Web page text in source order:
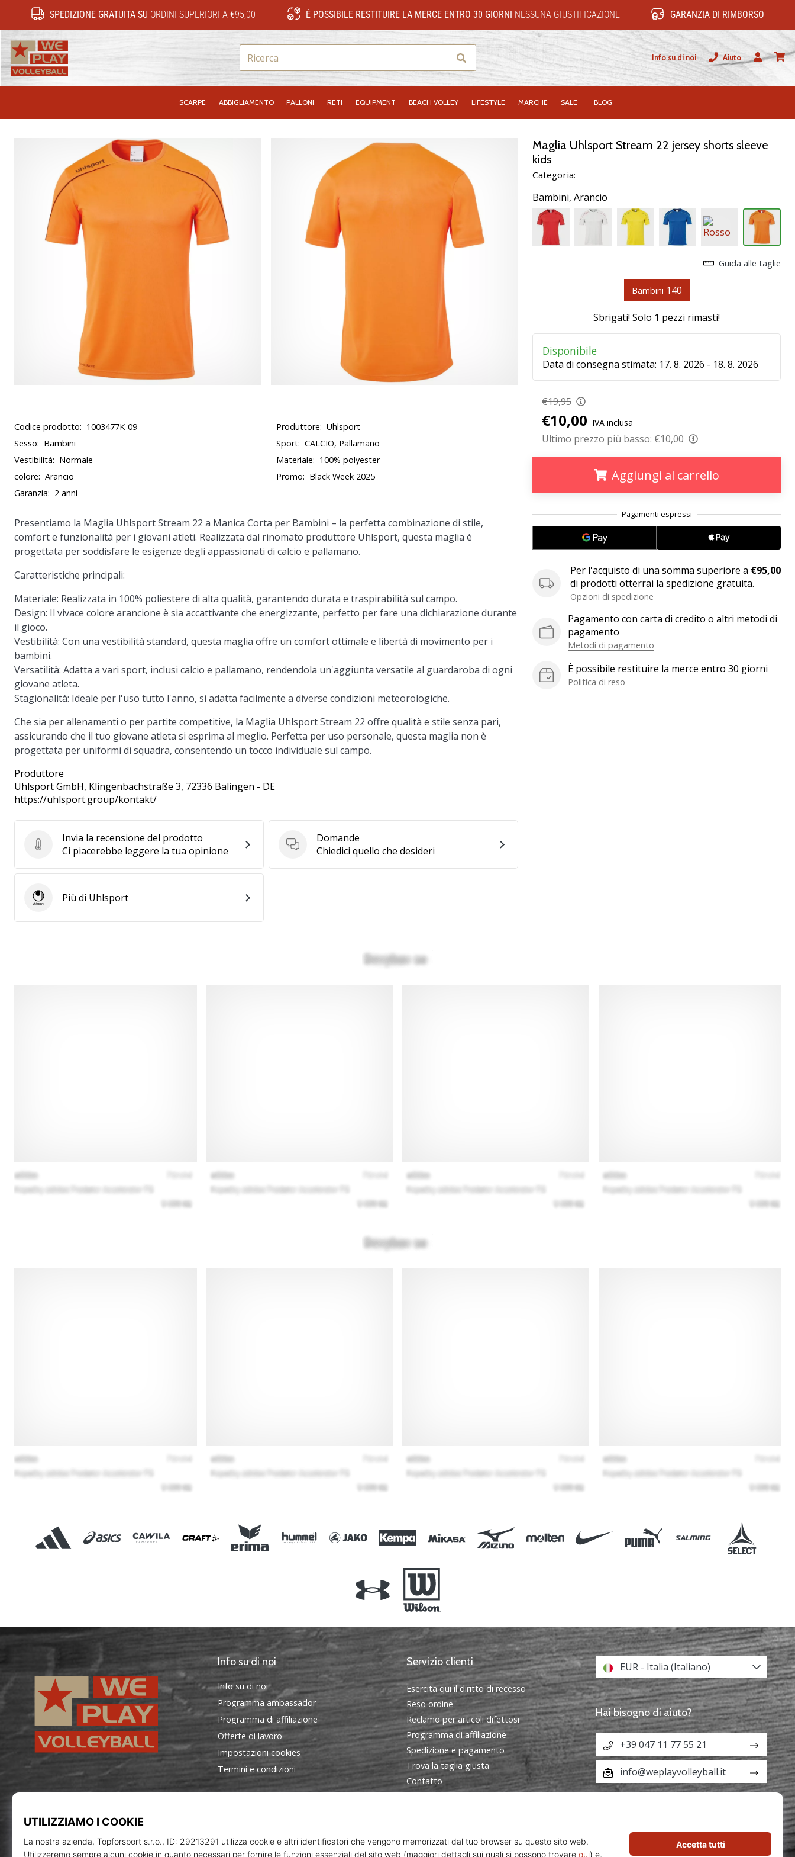
SPEDIZIONE GRATUITA SU ORDINI SUPERIORI A €95,00 È POSSIBILE RESTITUIRE LA MERCE ENTRO 30 GIORNI NESSUNA GIUSTIFICAZIONE GARANZIA DI RIMBORSO
Ricerca Info su di noi
Aiuto
Utente
SCARPE ABBIGLIAMENTO PALLONI RETI EQUIPMENT BEACH VOLLEY LIFESTYLE MARCHE SALE BLOG
Maglia Uhlsport Stream 22 jersey shorts sleeve
kids
Categoria:
Bambini, Arancio
Guida alle taglie
Bambini 140
Sbrigati! Solo 1 pezzi rimasti!
Disponibile
Data di consegna stimata: 17. 8. 2026 - 18. 8. 2026
€19,95
€10,00 IVA inclusa
Ultimo prezzo più basso: €10,00
Aggiungi al carrello
Per l'acquisto di una somma superiore a €95,00
di prodotti otterrai la spedizione gratuita.
Opzioni di spedizione
Pagamento con carta di credito o altri metodi di
pagamento
Metodi di pagamento
È possibile restituire la merce entro 30 giorni
Politica di reso
Codice prodotto: 1003477K-09 Produttore: Uhlsport
Sesso: Bambini Sport: CALCIO, Pallamano
Vestibilità: Normale Materiale: 100% polyester
colore: Arancio Promo: Black Week 2025
Garanzia: 2 anni
Presentiamo la Maglia Uhlsport Stream 22 a Manica Corta per Bambini – la perfetta combinazione di stile,
comfort e funzionalità per i giovani atleti. Realizzata dal rinomato produttore Uhlsport, questa maglia è
progettata per soddisfare le esigenze degli appassionati di calcio e pallamano.
Caratteristiche principali:
Materiale: Realizzata in 100% poliestere di alta qualità, garantendo durata e traspirabilità sul campo.
Design: Il vivace colore arancione è sia accattivante che energizzante, perfetto per fare una dichiarazione durante
il gioco.
Vestibilità: Con una vestibilità standard, questa maglia offre un comfort ottimale e libertà di movimento per i
bambini.
Versatilità: Adatta a vari sport, inclusi calcio e pallamano, rendendola un'aggiunta versatile al guardaroba di ogni
giovane atleta.
Stagionalità: Ideale per l'uso tutto l'anno, si adatta facilmente a diverse condizioni meteorologiche.
Che sia per allenamenti o per partite competitive, la Maglia Uhlsport Stream 22 offre qualità e stile senza pari,
assicurando che il tuo giovane atleta si esprima al meglio. Perfetta per uso personale, questa maglia non è
progettata per uniformi di squadra, consentendo un tocco individuale sul campo.
Produttore
Uhlsport GmbH, Klingenbachstraße 3, 72336 Balingen - DE
https://uhlsport.group/kontakt/
Invia la recensione del prodotto
Invia la recensione del prodotto
Ci piacerebbe leggere la tua opinione
Domande
Domande
Chiedici quello che desideri
UhlsportPiù di Uhlsport
WePlayVolleyball.it
Info su di noi
Info su di noi
Programma ambassador
Programma di affiliazione
Offerte di lavoro
Impostazioni cookies
Termini e condizioni
Servizio clienti
Esercita qui il diritto di recesso
Reso ordine
Reclamo per articoli difettosi
Programma di affiliazione
Spedizione e pagamento
Trova la taglia giusta
Contatto
FAQ - Domande frequenti
EUR - Italia (Italiano)
Hai bisogno di aiuto?
+39 047 11 77 55 21
info@weplayvolleyball.it